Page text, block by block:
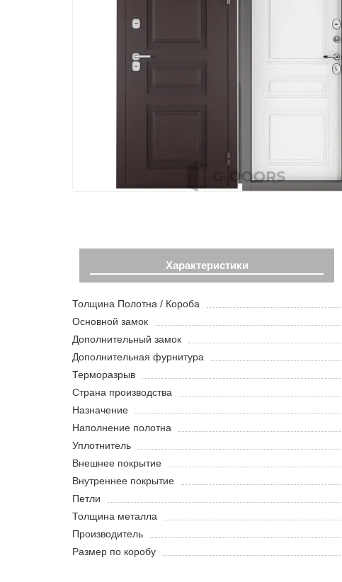
Характеристики
Толщина Полотна / Короба
Основной замок
Дополнительный замок
Дополнительная фурнитура
Терморазрыв
Страна производства
Назначение
Наполнение полотна
Уплотнитель
Внешнее покрытие
Внутреннее покрытие
Петли
Толщина металла
Производитель
Размер по коробу